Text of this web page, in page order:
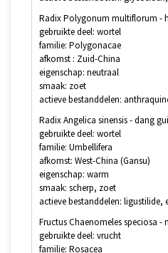
Radix Polygonum multiflorum -
gebruikte deel: wortel
familie: Polygonacae
afkomst : Zuid-China
eigenschap: neutraal
smaak: zoet
actieve bestanddelen:
Radix Angelica sinensis - dang
gebruikte deel: wortel
familie: Umbellifera
afkomst: West-China (Gansu)
eigenschap: warm
smaak: scherp, zoet
actieve bestanddelen: ligustilide,
Fructus Chaenomeles speciosa -
gebruikte deel: vrucht
familie: Rosacea